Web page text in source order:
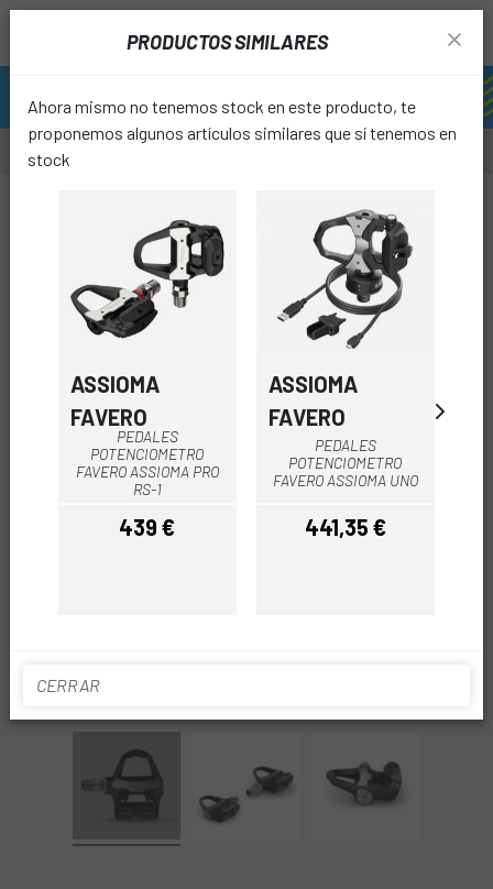
PRODUCTOS SIMILARES
Ahora mismo no tenemos stock en este producto, te
proponemos algunos artículos similares que sí tenemos en
stock
ASSIOMA
FAVERO
PEDALES
POTENCIOMETRO
FAVERO ASSIOMA PRO
RS-1
Precio
439 €
ASSIOMA
FAVERO
PEDALES
POTENCIOMETRO
FAVERO ASSIOMA UNO
Precio
441,35 €
CERRAR